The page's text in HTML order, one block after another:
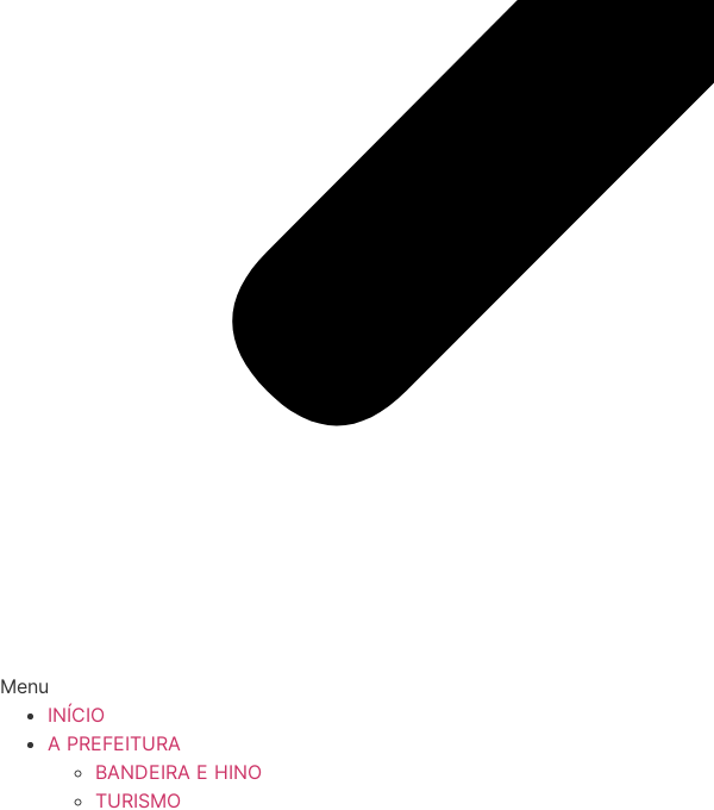
Menu
INÍCIO
A PREFEITURA
BANDEIRA E HINO
TURISMO